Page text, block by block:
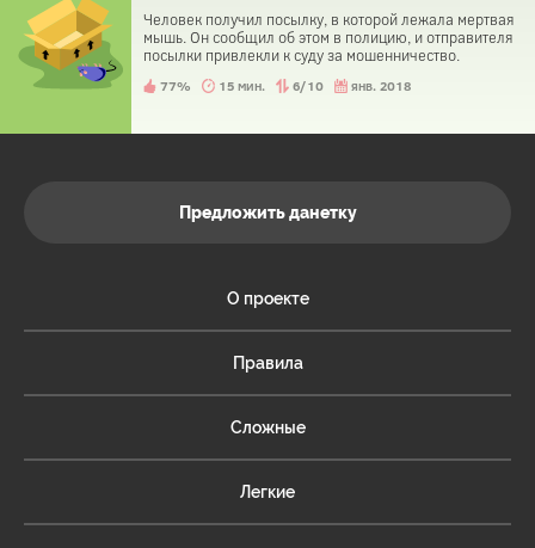
Человек получил посылку, в которой лежала мертвая
мышь. Он сообщил об этом в полицию, и отправителя
посылки привлекли к суду за мошенничество.
77% 15 мин. 6/10 янв. 2018
Предложить данетку
О проекте
Правила
Сложные
Легкие